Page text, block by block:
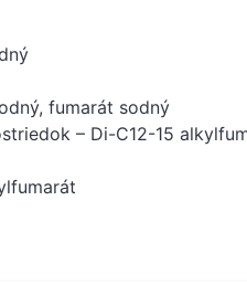
fumarát sodný
– Di-C12-15